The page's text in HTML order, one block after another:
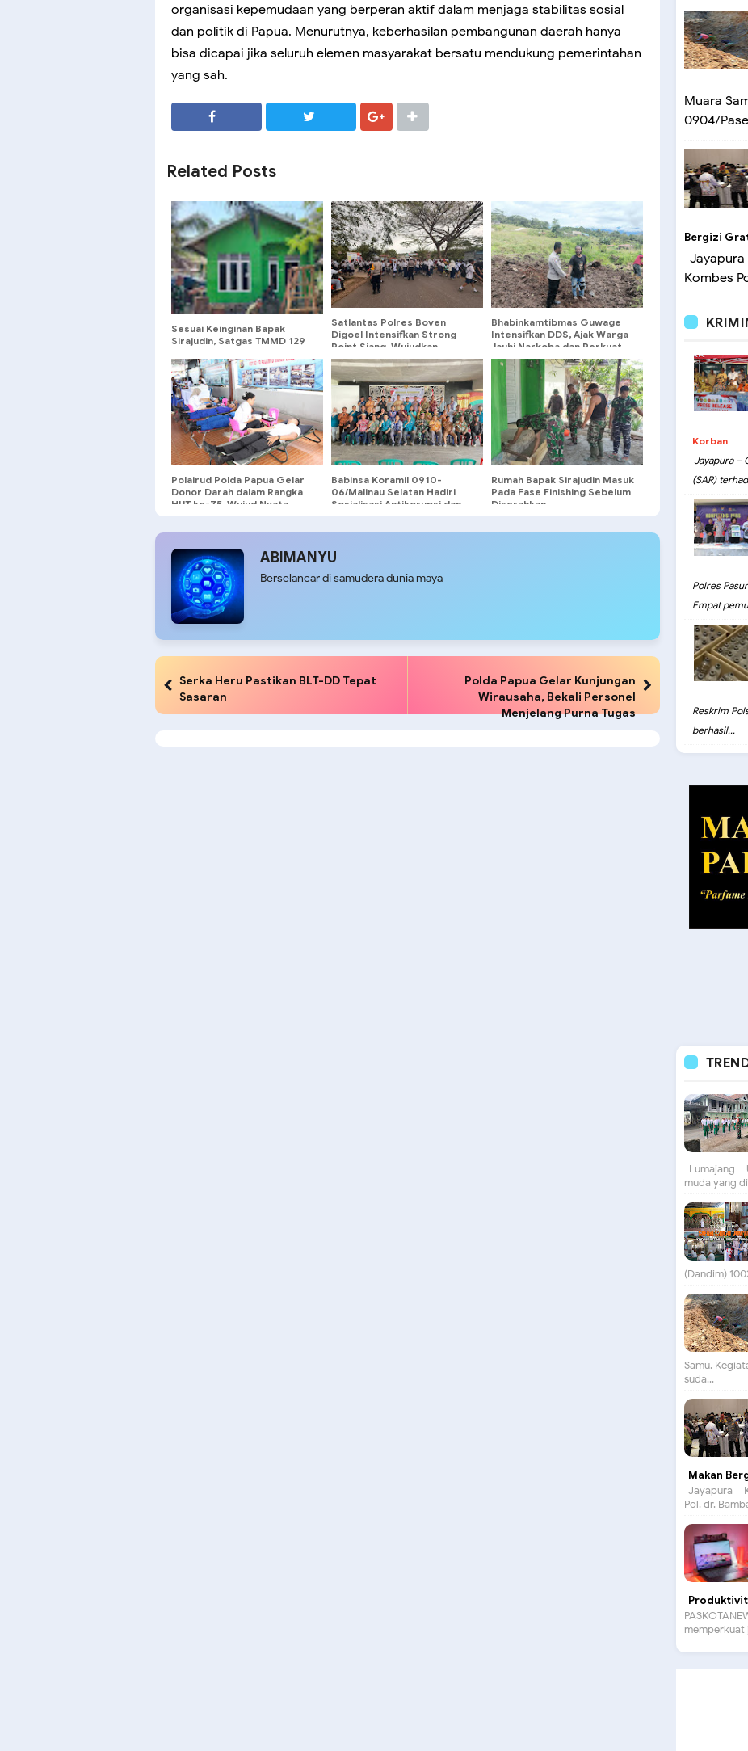
organisasi kepemudaan yang berperan aktif dalam menjaga stabilitas sosial
dan politik di Papua. Menurutnya, keberhasilan pembangunan daerah hanya
bisa dicapai jika seluruh elemen masyarakat bersatu mendukung pemerintahan
yang sah.
Related Posts
Sesuai Keinginan Bapak
Sirajudin, Satgas TMMD 129
Satlantas Polres Boven
Digoel Intensifkan Strong
Point Siang, Wujudkan
Keamanan Pelajar saat Jam
Pulang Sekolah
Bhabinkamtibmas Guwage
Intensifkan DDS, Ajak Warga
Jauhi Narkoba dan Perkuat
Kamtibmas
Polairud Polda Papua Gelar
Donor Darah dalam Rangka
HUT ke-75, Wujud Nyata
Babinsa Koramil 0910-
06/Malinau Selatan Hadiri
Sosialisasi Antikorupsi dan
Rumah Bapak Sirajudin Masuk
Pada Fase Finishing Sebelum
Diserahkan
ABIMANYU
Berselancar di samudera dunia maya
Serka Heru Pastikan BLT-DD Tepat
Sasaran
Polda Papua Gelar Kunjungan
Wirausaha, Bekali Personel
Menjelang Purna Tugas
Muara
0904/
Bergizi
Jayapura
Kombes
Korban
Jayapura –
(SAR)
Polres
Empat
Reskrim
berhasil...
Lumajang
muda yang
(Dandim)
Samu.
suda...
Makan
Jayapura –
Pol. dr.
memperkuat